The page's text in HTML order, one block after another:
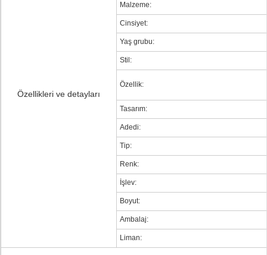
Özellikleri ve detayları
Malzeme:
Cinsiyet:
Yaş grubu:
Stil:
Özellik:
Tasarım:
Adedi:
Tip:
Renk:
İşlev:
Boyut:
Ambalaj:
Liman: